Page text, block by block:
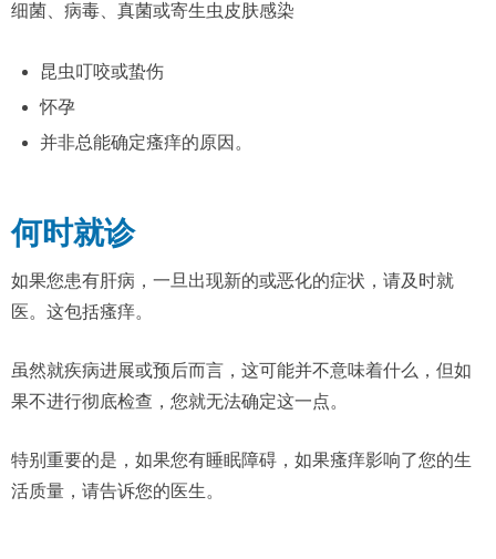
细菌、病毒、真菌或寄生虫皮肤感染
昆虫叮咬或蛰伤
怀孕
并非总能确定瘙痒的原因。
何时就诊
如果您患有肝病，一旦出现新的或恶化的症状，请及时就
医。这包括瘙痒。
虽然就疾病进展或预后而言，这可能并不意味着什么，但如
果不进行彻底检查，您就无法确定这一点。
特别重要的是，如果您有睡眠障碍，如果瘙痒影响了您的生
活质量，请告诉您的医生。